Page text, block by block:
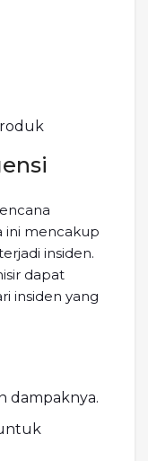
ini mencakup
insiden.
dapat
insiden yang
dampaknya.